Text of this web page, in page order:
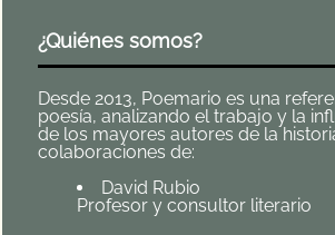
¿Quiénes somos?
Desde 2013, Poemario es una
poesía, analizando el trabajo y la
de los mayores autores de la
colaboraciones de:
David Rubio
Profesor y consultor literario